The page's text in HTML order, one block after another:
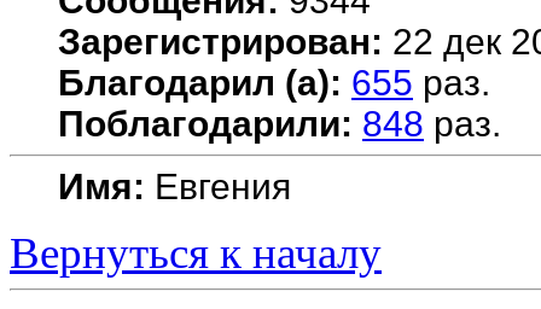
Зарегистрирован: 22 дек
Благодарил (а): 655 раз.
Поблагодарили: 848 раз.
Имя: Евгения
Вернуться к началу